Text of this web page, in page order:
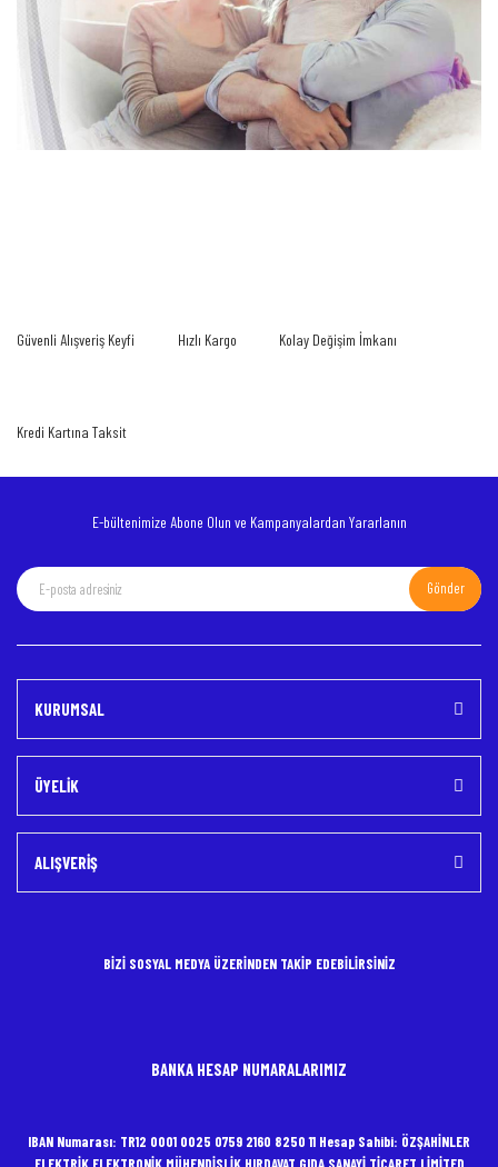
Ürün açıklamasında eksik bilgiler bulunuyor.
Güvenli Alışveriş Keyfi Hızlı Kargo Kolay Değişim İmkanı
Kredi Kartına Taksit
E-bültenimize Abone Olun ve Kampanyalardan Yararlanın
Gönder
KURUMSAL
ÜYELİK
ALIŞVERİŞ
BİZİ SOSYAL MEDYA ÜZERİNDEN TAKİP EDEBİLİRSİNİZ
BANKA HESAP NUMARALARIMIZ
IBAN Numarası: TR12 0001 0025 0759 2160 8250 11 Hesap Sahibi: ÖZŞAHİNLER
ELEKTRİK ELEKTRONİK MÜHENDİSLİK HIRDAVAT GIDA SANAYİ TİCARET LİMİTED